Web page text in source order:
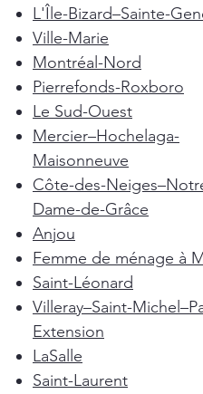
L'Île-Bizard–Sainte-
Ville-Marie
Montréal-Nord
Pierrefonds-Roxboro
Le Sud-Ouest
Mercier–Hochelaga-
Maisonneuve
Côte-des-
Dame-de-Grâce
Anjou
Femme de ménage à
Saint-Léonard
Villeray–Saint-
Extension
LaSalle
Saint-Laurent